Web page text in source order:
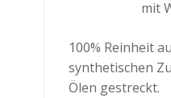
mit
100% Reinheit
synthetischen
Ölen gestreckt.